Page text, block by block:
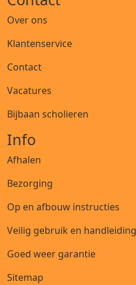
Over ons
Klantenservice
Contact
Vacatures
Bijbaan scholieren
Info
Afhalen
Bezorging
Op en afbouw instructies
Veilig gebruik en
Goed weer garantie
Sitemap